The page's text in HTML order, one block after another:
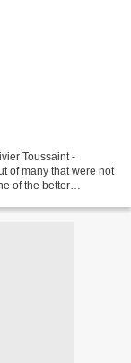
Toussaint -
of many that were not
of the better